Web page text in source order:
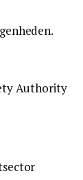
Authority